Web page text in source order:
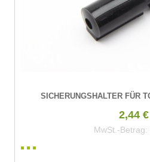
SICHERUNGSHALTER FÜR
2,44 €
MwSt.-Betrag: